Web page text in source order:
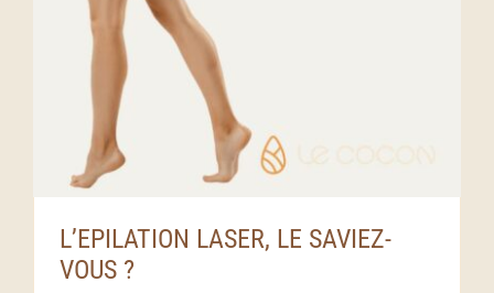
L’EPILATION LASER, LE SAVIEZ-
VOUS ?